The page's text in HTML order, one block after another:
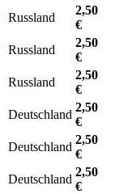
Russland
2,50
€
Russland
2,50
€
Russland
2,50
€
Deutschland
2,50
€
Deutschland
2,50
€
Deutschland
2,50
€